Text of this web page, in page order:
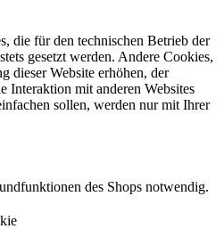
die für den technischen Betrieb der
gesetzt werden. Andere Cookies,
dieser Website erhöhen, der
Interaktion mit anderen Websites
sollen, werden nur mit Ihrer
des Shops notwendig.